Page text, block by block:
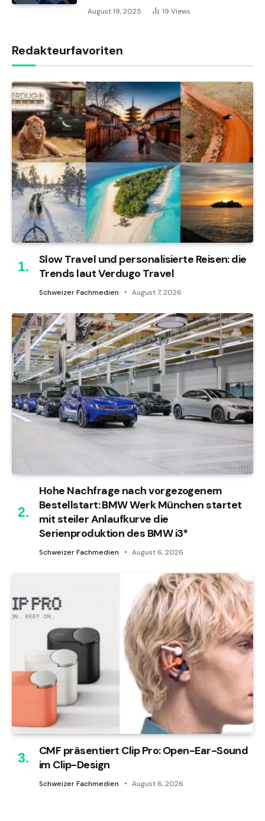
August 19, 2025 19 Views
Redakteurfavoriten
Slow Travel und personalisierte Reisen: die
Trends laut Verdugo Travel
Schweizer Fachmedien August 7, 2026
Hohe Nachfrage nach vorgezogenem
Bestellstart: BMW Werk München startet
mit steiler Anlaufkurve die
Serienproduktion des BMW i3*
Schweizer Fachmedien August 6, 2026
CMF präsentiert Clip Pro: Open-Ear-Sound
im Clip-Design
Schweizer Fachmedien August 6, 2026